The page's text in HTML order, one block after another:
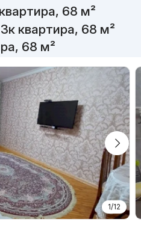
68 м²
квартира, 68 м²
68 м²
1/12